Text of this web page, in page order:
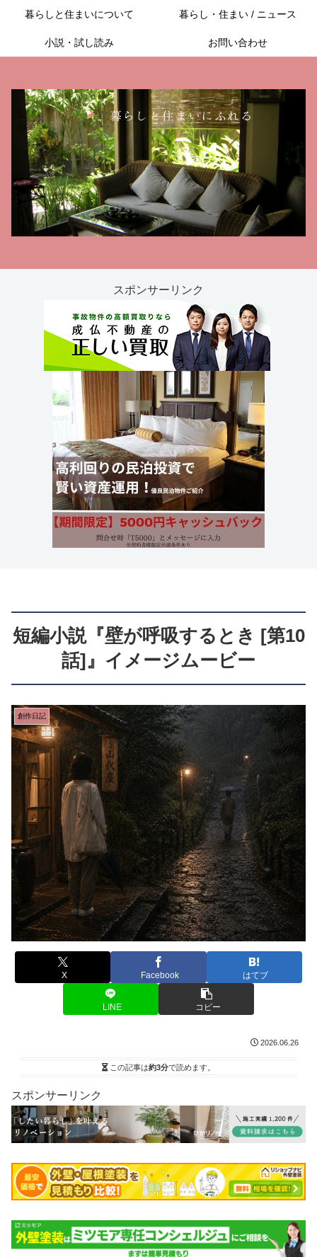
暮らしと住まいについて 暮らし・住まい / ニュース
小説・試し読み お問い合わせ
スポンサーリンク
短編小説『壁が呼吸するとき [第10
話]』イメージムービー
創作日記
X Facebook はてブ
LINE コピー
2026.06.26
この記事は約3分で読めます。
スポンサーリンク